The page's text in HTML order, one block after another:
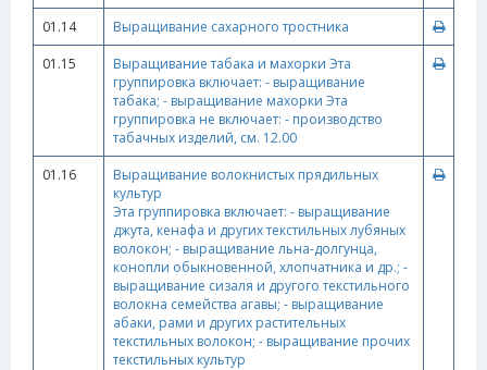
01.14
Выращивание сахарного тростника
01.15
Выращивание табака и махорки Эта
группировка включает: - выращивание
табака; - выращивание махорки Эта
группировка не включает: - производство
табачных изделий, см. 12.00
01.16
Выращивание волокнистых прядильных
культур
Эта группировка включает: - выращивание
джута, кенафа и других текстильных лубяных
волокон; - выращивание льна-долгунца,
конопли обыкновенной, хлопчатника и др.; -
выращивание сизаля и другого текстильного
волокна семейства агавы; - выращивание
абаки, рами и других растительных
текстильных волокон; - выращивание прочих
текстильных культур